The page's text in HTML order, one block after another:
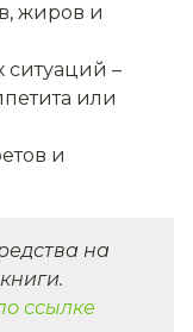
жиров и
ситуаций –
или
и
на
ссылке